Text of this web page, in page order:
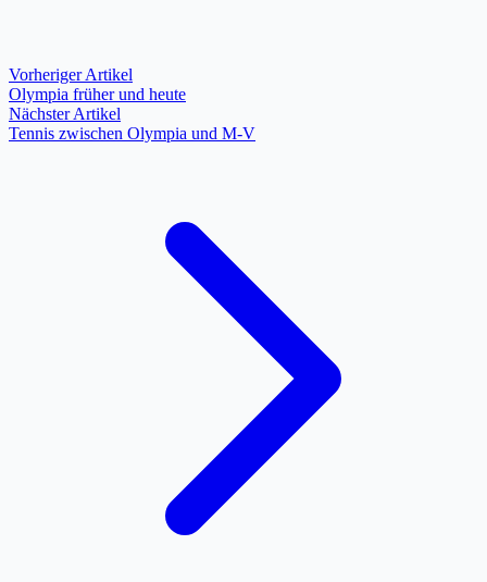
Vorheriger Artikel
Olympia früher und heute
Nächster Artikel
Tennis zwischen Olympia und M-V